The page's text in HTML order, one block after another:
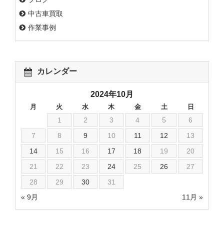
中古車買取
作業事例
カレンダー
2024年10月
月 火 水 木 金 土 日
« 9月 11月 »
1 2 3 4 5
6
7
8 9 10 11 12
13
14
15 16 17 18 19
20
21
22 23 24 25 26
27
28
29 30 31